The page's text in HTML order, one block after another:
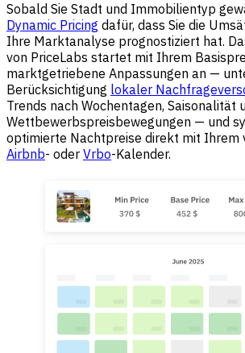
Sobald Sie Stadt und Immobilientyp
Dynamic Pricing dafür, dass Sie die
Ihre Marktanalyse prognostiziert hat.
von PriceLabs startet mit Ihrem
marktgetriebene Anpassungen an —
Berücksichtigung lokaler
Trends nach Wochentagen, Saisonalität
Wettbewerbspreisbewegungen — und
optimierte Nachtpreise direkt mit Ihrem
Airbnb- oder Vrbo-Kalender.